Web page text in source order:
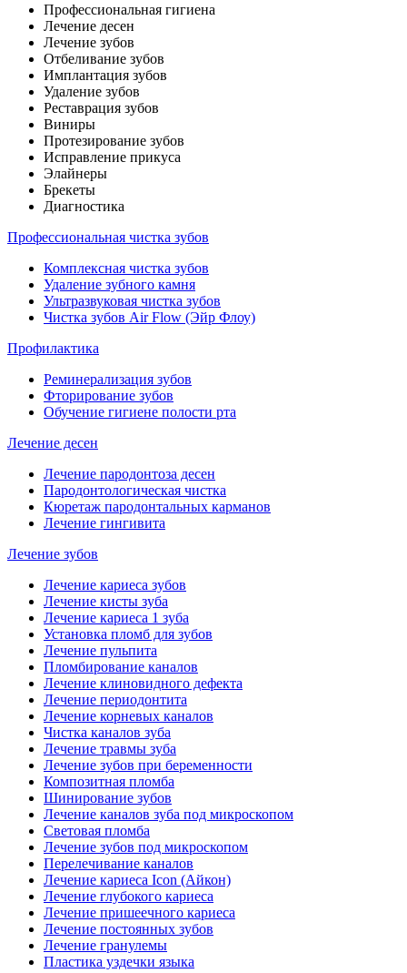
Профессиональная гигиена
Лечение десен
Лечение зубов
Отбеливание зубов
Имплантация зубов
Удаление зубов
Реставрация зубов
Виниры
Протезирование зубов
Исправление прикуса
Элайнеры
Брекеты
Диагностика
Профессиональная чистка зубов
Комплексная чистка зубов
Удаление зубного камня
Ультразвуковая чистка зубов
Чистка зубов Air Flow (Эйр Флоу)
Профилактика
Реминерализация зубов
Фторирование зубов
Обучение гигиене полости рта
Лечение десен
Лечение пародонтоза десен
Пародонтологическая чистка
Кюретаж пародонтальных карманов
Лечение гингивита
Лечение зубов
Лечение кариеса зубов
Лечение кисты зуба
Лечение кариеса 1 зуба
Установка пломб для зубов
Лечение пульпита
Пломбирование каналов
Лечение клиновидного дефекта
Лечение периодонтита
Лечение корневых каналов
Чистка каналов зуба
Лечение травмы зуба
Лечение зубов при беременности
Композитная пломба
Шинирование зубов
Лечение каналов зуба под микроскопом
Световая пломба
Лечение зубов под микроскопом
Перелечивание каналов
Лечение кариеса Icon (Айкон)
Лечение глубокого кариеса
Лечение пришеечного кариеса
Лечение постоянных зубов
Лечение гранулемы
Пластика уздечки языка